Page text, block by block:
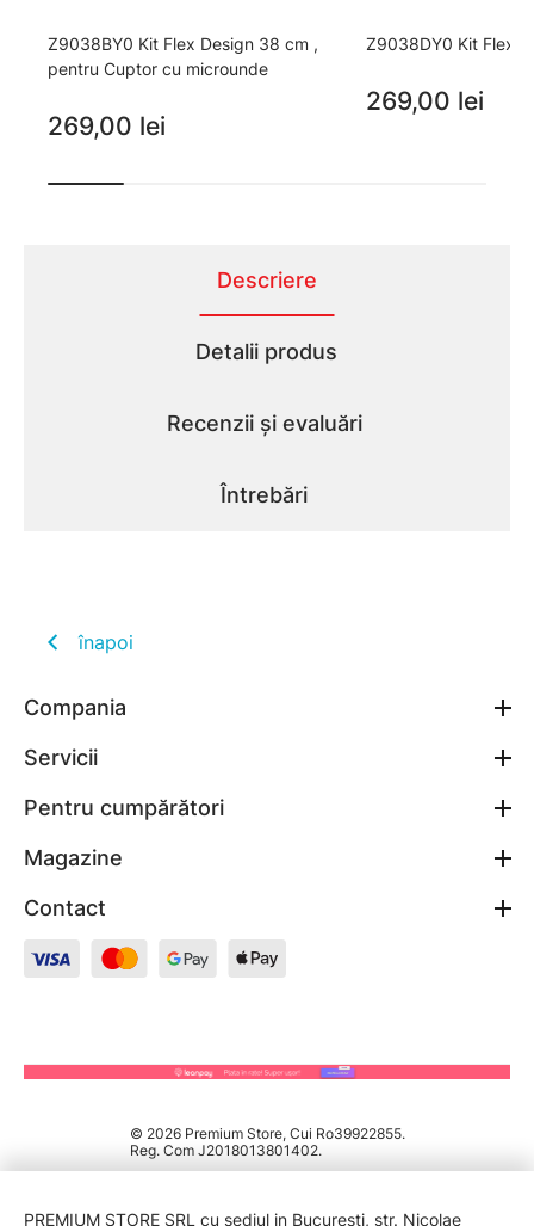
Z9038BY0 Kit Flex Design 38 cm ,
pentru Cuptor cu microunde
269,00 lei
Z9038DY0 Kit Flex
269,00 lei
Descriere
Detalii produs
Recenzii și evaluări
Întrebări
înapoi
Compania
Servicii
Pentru cumpărători
Magazine
Contact
© 2026 Premium Store, Cui Ro39922855.
Reg. Com J2018013801402.
PREMIUM STORE SRL cu sediul in București, str. Nicolae